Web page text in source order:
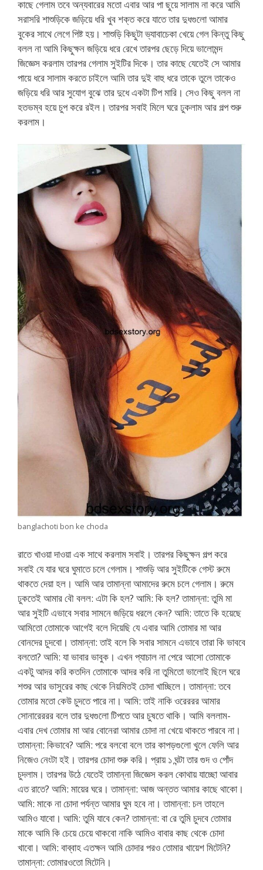
কাছে গেলাম তবে অন্যবারের মতো এবার আর পা ছুয়ে সালাম না করে আমি
সরাসরি শাশুড়িকে জড়িয়ে ধরি খুব শক্ত করে যাতে তার দুধগুলো আমার
বুকের সাথে লেগে পিষ্ট হয়। শাশুড়ি কিছুটা ভ্যাবাচেকা খেয়ে গেল কিন্তু কিছু
বলল না আমি কিছুক্ষন জড়িয়ে ধরে রেখে তারপর ছেড়ে দিয়ে ভালোমন্দ
জিজ্ঞেস করলাম তারপর গেলাম সুইটির দিকে। তার কাছে যেতেই সে আমার
পায়ে ধরে সালাম করতে চাইলে আমি তার দুই বাহু ধরে তাকে তুলে তাকেও
জড়িয়ে ধরি আর সুযোগ বুঝে তার দুধে একটা টিপ মারি। সেও কিছু বলল না
হতভম্ব হয়ে চুপ করে রইল। তারপর সবাই মিলে ঘরে ঢুকলাম আর গল্প শুরু
করলাম।
banglachoti bon ke choda
রাতে খাওয়া দাওয়া এক সাথে করলাম সবাই। তারপর কিছুক্ষন গল্প করে
সবাই যে যার ঘরে ঘুমাতে চলে গেলাম। শাশুড়ি আর সুইটিকে গেস্ট রুমে
থাকতে দেয়া হল। আমি আর তামান্না আমাদের রুমে চলে গেলাম। রুমে
ঢুকতেই আমার বৌ বলল: এটা কি হল? আমি: কি হল? তামান্না: তুমি মা
আর সুইটি এভাবে সবার সামনে জড়িয়ে ধরলে কেন? আমি: তাতে কি হয়েছে
আমিতো তোমাকে আগেই বলে দিয়েছি যে এবার আমি তোমার মা আর
বোনদের চুদবো। তামান্না: তাই বলে কি সবার সামনে এভাবে তারা কি ভাববে
বলতো? আমি: যা ভাবার ভাবুক। এখন প্যাচাল না পেরে আসো তোমাকে
একটু আদর করি কতদিন তোমাকে আদর করি না তুমিতো ভালোই ছিলে ঘরে
শশুর আর ভাসুরের কাছ থেকে নিয়মিতই চোদা খাচ্ছিলে। তামান্না: তবে
তোমার মতো কেউ চুদতে পারে না। আমি: তাই নাকি ওরেররর আমার
সোনারেররর বলে তার দুধগুলো টিপতে আর চুষতে থাকি। আমি বললাম-
এবার দেখ তোমার মা আর বোনেরা আমার চোদা না খেয়ে থাকতে পারবে না।
তামান্না: কিভাবে? আমি: পরে বলবো বলে তার কাপড়গুলো খুলে ফেলি আর
নিজেও নেংটা হই। তারপর চোদা শুরু করি। প্রায় ১ ঘন্টা তার গুদ ও পোঁদ
চুদলাম। তারপর উঠে যেতেই তামান্না জিজ্ঞেস করল কোথায় যাচ্ছো আবার
এত রাতে? আমি: মায়ের ঘরে। তামান্না: আজ অন্তত আমার কাছে থাকো।
আমি: মাকে না চোদা পর্যন্ত আমার ঘুম হবে না। তামান্না: চল তাহলে
আমিও যাবো। আমি: তুমি যাবে কেন? তামান্না: বা রে তুমি চুদবে তোমার
মাকে আমি কি চেয়ে চেয়ে থাকবো নাকি আমিও বাবার কাছ থেকে চোদা
খাবো। আমি: বাব্বাহ এতক্ষন আমি চোদার পরও তোমার খায়েশ মিটেনি?
তামান্না: তোমারওতো মিটেনি।